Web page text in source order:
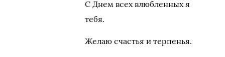
С Днем всех влюбленных я
тебя.
Желаю счастья и терпенья.